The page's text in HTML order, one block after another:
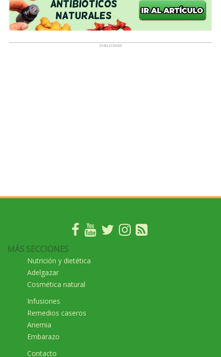
MÁS SECCIONES
Nutrición y dietética
Adelgazar
Cosmética natural
Infusiones
Remedios caseros
Anemia
Embarazo
Contacto